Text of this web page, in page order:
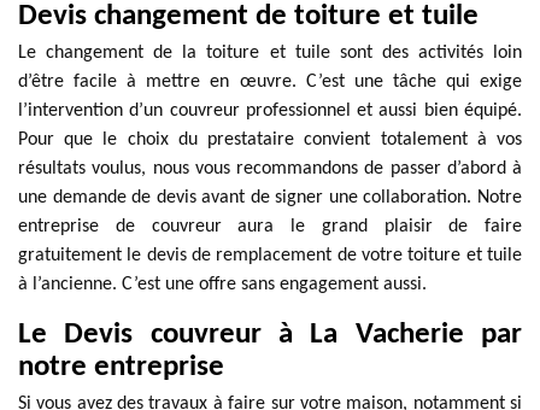
Devis changement de toiture et tuile
Le changement de la toiture et tuile sont des activités loin
d’être facile à mettre en œuvre. C’est une tâche qui exige
l’intervention d’un couvreur professionnel et aussi bien équipé.
Pour que le choix du prestataire convient totalement à vos
résultats voulus, nous vous recommandons de passer d’abord à
une demande de devis avant de signer une collaboration. Notre
entreprise de couvreur aura le grand plaisir de faire
gratuitement le devis de remplacement de votre toiture et tuile
à l’ancienne. C’est une offre sans engagement aussi.
Le Devis couvreur à La Vacherie par
notre entreprise
Si vous avez des travaux à faire sur votre maison, notamment si